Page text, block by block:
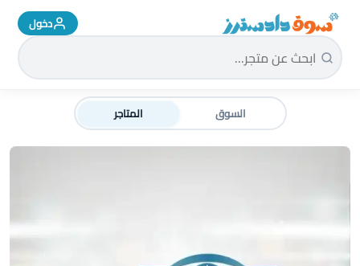
سوق دادسترز الرئيسية دخول
السوق المتاجر